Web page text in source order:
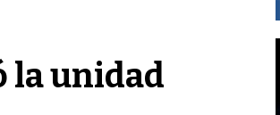
la unidad